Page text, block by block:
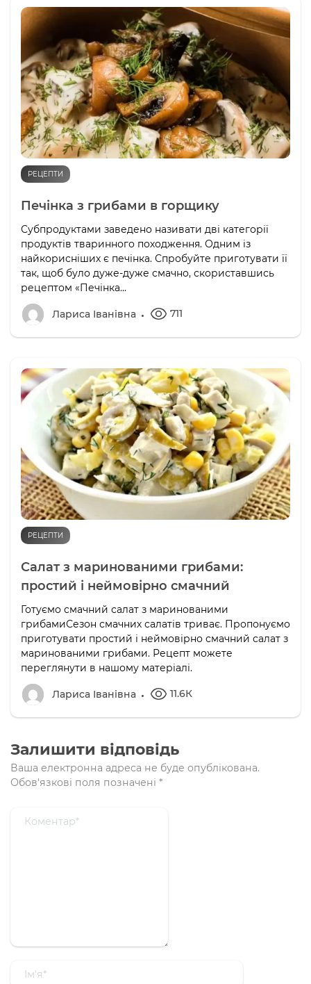
РЕЦЕПТИ
Печінка з грибами в горщику
Субпродуктами заведено називати дві категорії
продуктів тваринного походження. Одним із
найкорисніших є печінка. Спробуйте приготувати її
так, щоб було дуже-дуже смачно, скориставшись
рецептом «Печінка...
Лариса Іванівна 711
РЕЦЕПТИ
Салат з маринованими грибами:
простий і неймовірно смачний
Готуємо смачний салат з маринованими
грибамиСезон смачних салатів триває. Пропонуємо
приготувати простий і неймовірно смачний салат з
маринованими грибами. Рецепт можете
переглянути в нашому матеріалі.
Лариса Іванівна 11.6К
Залишити відповідь
Ваша електронна адреса не буде опублікована.
Обов'язкові поля позначені *